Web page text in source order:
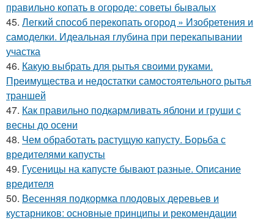
правильно копать в огороде: советы бывалых
45. Легкий способ перекопать огород » Изобретения и
самоделки. Идеальная глубина при перекапывании
участка
46. Какую выбрать для рытья своими руками.
Преимущества и недостатки самостоятельного рытья
траншей
47. Как правильно подкармливать яблони и груши с
весны до осени
48. Чем обработать растущую капусту. Борьба с
вредителями капусты
49. Гусеницы на капусте бывают разные. Описание
вредителя
50. Весенняя подкормка плодовых деревьев и
кустарников: основные принципы и рекомендации